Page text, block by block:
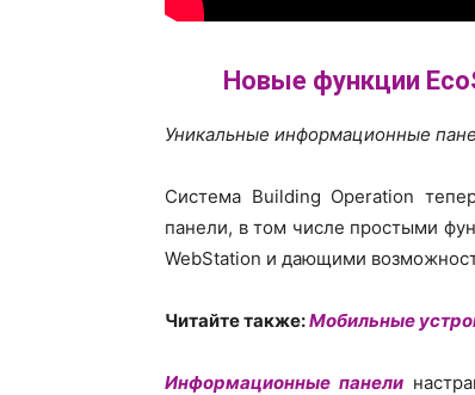
Новые функции
Уникальные информационные
Система Building Operation
панели, в том числе простыми
WebStation и дающими
Читайте также:Мобильные
Информационные панели